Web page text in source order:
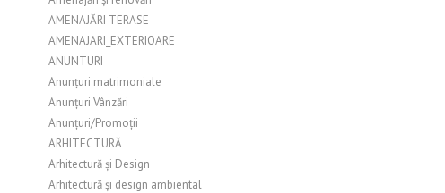
AMENAJĂRI TERASE
AMENAJARI_EXTERIOARE
ANUNTURI
Anunțuri matrimoniale
Anunțuri Vânzări
Anunțuri/Promoții
ARHITECTURĂ
Arhitectură și Design
Arhitectură și design ambiental